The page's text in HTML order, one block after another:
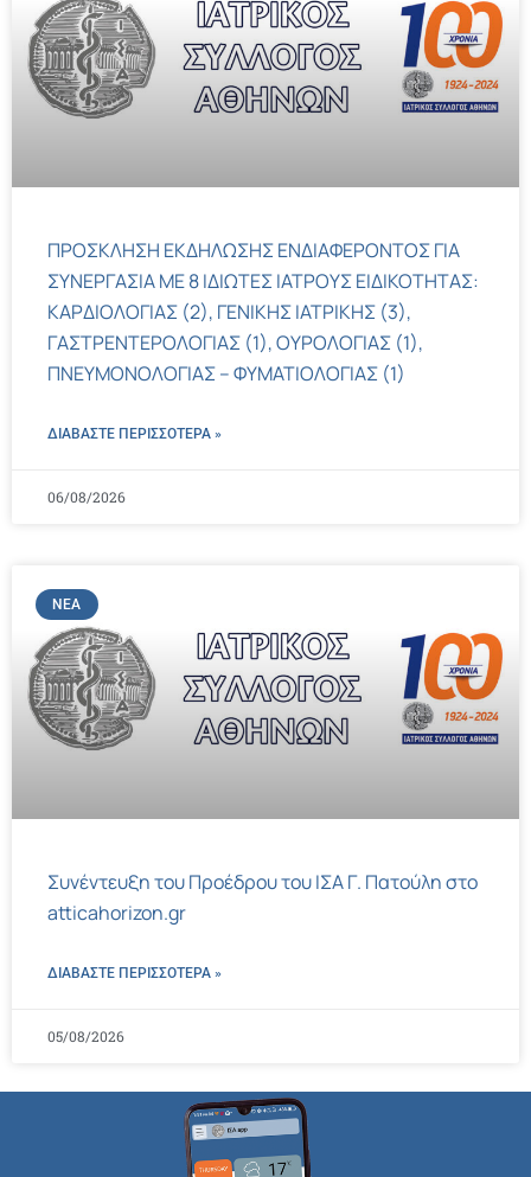
ΠΡΟΣΚΛΗΣΗ ΕΚΔΗΛΩΣΗΣ ΕΝΔΙΑΦΕΡΟΝΤΟΣ ΓΙΑ
ΣΥΝΕΡΓΑΣΙΑ ΜΕ 8 ΙΔΙΩΤΕΣ ΙΑΤΡΟΥΣ ΕΙΔΙΚΟΤΗΤΑΣ:
ΚΑΡΔΙΟΛΟΓΙΑΣ (2), ΓΕΝΙΚΗΣ ΙΑΤΡΙΚΗΣ (3),
ΓΑΣΤΡΕΝΤΕΡΟΛΟΓΙΑΣ (1), ΟΥΡΟΛΟΓΙΑΣ (1),
ΠΝΕΥΜΟΝΟΛΟΓΙΑΣ – ΦΥΜΑΤΙΟΛΟΓΙΑΣ (1)
ΔΙΑΒΑΣΤΕ ΠΕΡΙΣΣΌΤΕΡΑ »
06/08/2026
ΝΈΑ
Συνέντευξη του Προέδρου του ΙΣΑ Γ. Πατούλη στο
atticahorizon.gr
ΔΙΑΒΑΣΤΕ ΠΕΡΙΣΣΌΤΕΡΑ »
05/08/2026